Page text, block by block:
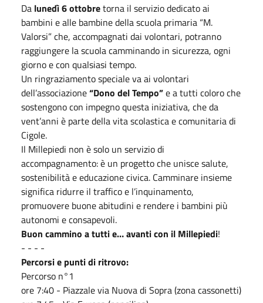
Da lunedì 6 ottobretorna il servizio dedicato ai
bambini e alle bambine della scuola primaria “M.
Valorsi” che, accompagnati dai volontari, potranno
raggiungere la scuola camminando in sicurezza, ogni
giorno e con qualsiasi tempo.
Un ringraziamento speciale va ai volontari
dell’associazione“Dono del Tempo”e a tutti coloro che
sostengono con impegno questa iniziativa, che da
vent’anni è parte della vita scolastica e comunitaria di
Cigole.
Il Millepiedi non è solo un servizio di
accompagnamento: è un progetto che unisce salute,
sostenibilità e educazione civica. Camminare insieme
significa ridurre il traffico e l’inquinamento,
promuovere buone abitudini e rendere i bambini più
autonomi e consapevoli.
Buon cammino a tutti e… avanti con il Millepiedi!
- - - -
Percorsi e punti di ritrovo:
Percorso n°1
ore 7:40 - Piazzale via Nuova di Sopra (zona cassonetti)